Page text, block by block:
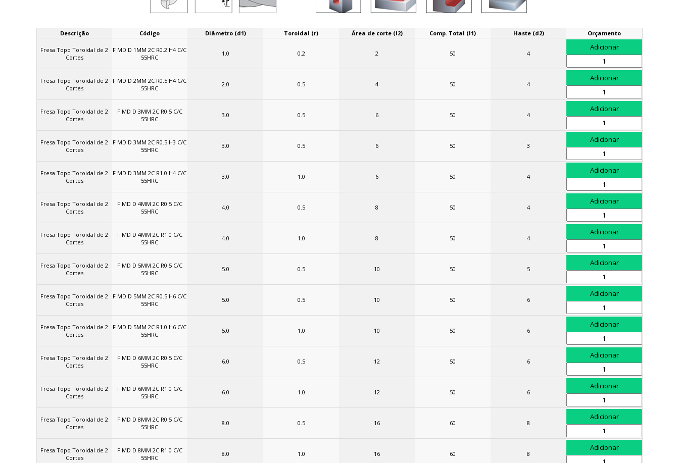
Descrição Código Diâmetro (d1) Toroidal (r) Área de corte (l2) Comp. Total (l1) Haste (d2) Orçamento
Fresa Topo Toroidal de 2
Cortes
F MD D 1MM 2C R0.2 H4 C/C
55HRC
1.0 0.2 2 50 4
Fresa Topo Toroidal de 2
Cortes
F MD D 2MM 2C R0.5 H4 C/C
55HRC
2.0 0.5 4 50 4
Fresa Topo Toroidal de 2
Cortes
F MD D 3MM 2C R0.5 C/C
55HRC
3.0 0.5 6 50 4
Fresa Topo Toroidal de 2
Cortes
F MD D 3MM 2C R0.5 H3 C/C
55HRC
3.0 0.5 6 50 3
Fresa Topo Toroidal de 2
Cortes
F MD D 3MM 2C R1.0 H4 C/C
55HRC
3.0 1.0 6 50 4
Fresa Topo Toroidal de 2
Cortes
F MD D 4MM 2C R0.5 C/C
55HRC
4.0 0.5 8 50 4
Fresa Topo Toroidal de 2
Cortes
F MD D 4MM 2C R1.0 C/C
55HRC
4.0 1.0 8 50 4
Fresa Topo Toroidal de 2
Cortes
F MD D 5MM 2C R0.5 C/C
55HRC
5.0 0.5 10 50 5
Fresa Topo Toroidal de 2
Cortes
F MD D 5MM 2C R0.5 H6 C/C
55HRC
5.0 0.5 10 50 6
Fresa Topo Toroidal de 2
Cortes
F MD D 5MM 2C R1.0 H6 C/C
55HRC
5.0 1.0 10 50 6
Fresa Topo Toroidal de 2
Cortes
F MD D 6MM 2C R0.5 C/C
55HRC
6.0 0.5 12 50 6
Fresa Topo Toroidal de 2
Cortes
F MD D 6MM 2C R1.0 C/C
55HRC
6.0 1.0 12 50 6
Fresa Topo Toroidal de 2
Cortes
F MD D 8MM 2C R0.5 C/C
55HRC
8.0 0.5 16 60 8
Fresa Topo Toroidal de 2
Cortes
F MD D 8MM 2C R1.0 C/C
55HRC
8.0 1.0 16 60 8